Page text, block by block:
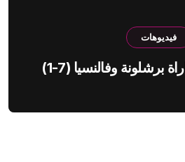
فيديوهات
بالفيديو | ملخص مباراة برشلونة وفالنسيا (7-1)